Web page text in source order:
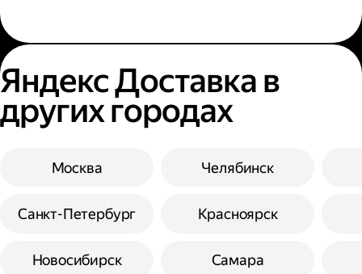
Яндекс Доставка в
других городах
Москва
Санкт-Петербург
Новосибирск
Челябинск
Красноярск
Самара